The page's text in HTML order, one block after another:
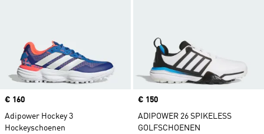
Price
€ 160
Adipower Hockey 3
Hockeyschoenen
Price
€ 150
ADIPOWER 26 SPIKELESS
GOLFSCHOENEN